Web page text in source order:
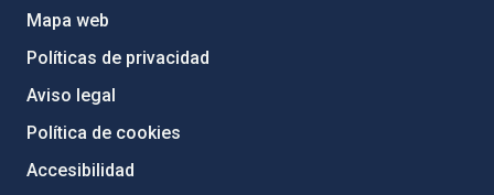
Mapa web
Políticas de privacidad
Aviso legal
Política de cookies
Accesibilidad